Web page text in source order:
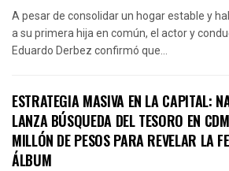
A pesar de consolidar un hogar estable y
a su primera hija en común, el actor y
Eduardo Derbez confirmó que...
ESTRATEGIA MASIVA EN LA CAPITAL:
LANZA BÚSQUEDA DEL TESORO EN
MILLÓN DE PESOS PARA REVELAR LA
ÁLBUM